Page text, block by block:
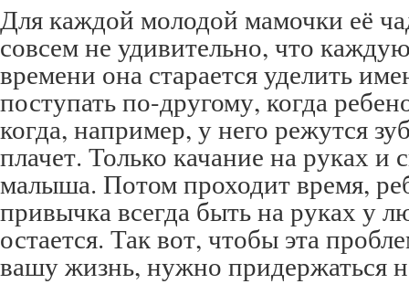
Для каждой молодой мамочки её
совсем не удивительно, что
времени она старается уделить
поступать по-другому, когда
когда, например, у него режутся
плачет. Только качание на руках и
малыша. Потом проходит время,
привычка всегда быть на руках у
остается. Так вот, чтобы эта
вашу жизнь, нужно придержаться